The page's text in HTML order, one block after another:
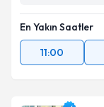
En Yakın Saatler
11:00